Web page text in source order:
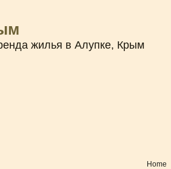
жилья в Алупке, Крым
Home